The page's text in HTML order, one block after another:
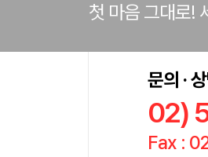
첫 마음 그대로!
문의 ·
02)
Fax :